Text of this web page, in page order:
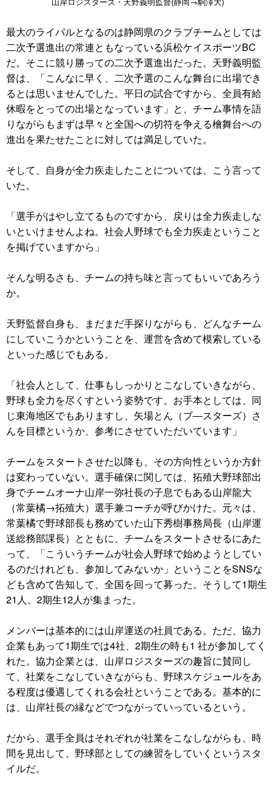
最大のライバルとなるのは静岡県のクラブチームとしては
二次予選進出の常連ともなっている浜松ケイスポーツBC
だ。そこに競り勝っての二次予選進出だった。天野義明監
督は、「こんなに早く、二次予選のこんな舞台に出場でき
るとは思いませんでした。平日の試合ですから、全員有給
休暇をとっての出場となっています」と、チーム事情を語
りながらもまずは早々と全国への切符を争える檜舞台への
進出を果たせたことに対しては満足していた。
そして、自身が全力疾走したことについては、こう言って
いた。
「選手がはやし立てるものですから、戻りは全力疾走しな
いといけませんよね。社会人野球でも全力疾走ということ
を掲げていますから」
そんな明るさも、チームの持ち味と言ってもいいであろう
か。
天野監督自身も、まだまだ手探りながらも、どんなチーム
にしていこうかということを、運営を含めて模索している
といった感じでもある。
「社会人として、仕事もしっかりとこなしていきながら、
野球も全力を尽くすという姿勢です。お手本としては、同
じ東海地区でもありますし、矢場とん（ブ―スターズ）さ
んを目標というか、参考にさせていただいています」
チームをスタートさせた以降も、その方向性というか方針
は変わっていない。選手確保に関しては、拓殖大野球部出
身でチームオーナ山岸一弥社長の子息でもある山岸龍大
（常葉橘→拓殖大）選手兼コーチが呼びかけた。元々は、
常葉橘で野球部長も務めていた山下秀樹事務局長（山岸運
送総務部課長）とともに、チームをスタートさせるにあた
って、「こういうチームが社会人野球で始めようとしてい
るのだけれども、参加してみないか」ということをSNSな
ども含めて告知して、全国を回って募った。そうして1期生
21人、2期生12人が集まった。
メンバーは基本的には山岸運送の社員である。ただ、協力
企業もあって1期生では4社、2期生の時も1 社が参加してく
れた。協力企業とは、山岸ロジスターズの趣旨に賛同し
て、社業をこなしていきながらも、野球スケジュールをあ
る程度は優遇してくれる会社ということである。基本的に
は、山岸社長の縁などでつながっていっているという。
だから、選手全員はそれぞれが社業をこなしながらも、時
間を見出して、野球部としての練習をしていくというスタ
イルだ。